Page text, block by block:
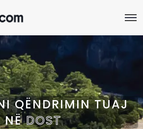
QËNDRIMIN TUAJ
NËDOST